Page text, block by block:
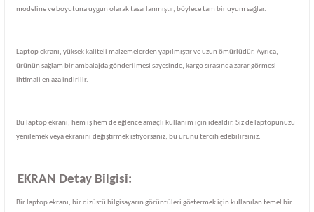
modeline ve boyutuna uygun olarak tasarlanmıştır, böylece tam bir uyum sağlar.
Laptop ekranı, yüksek kaliteli malzemelerden yapılmıştır ve uzun ömürlüdür. Ayrıca,
ürünün sağlam bir ambalajda gönderilmesi sayesinde, kargo sırasında zarar görmesi
ihtimali en aza indirilir.
Bu laptop ekranı, hem iş hem de eğlence amaçlı kullanım için idealdir. Siz de laptopunuzu
yenilemek veya ekranını değiştirmek istiyorsanız, bu ürünü tercih edebilirsiniz.
EKRAN Detay Bilgisi:
Bir laptop ekranı, bir dizüstü bilgisayarın görüntüleri göstermek için kullanılan temel bir